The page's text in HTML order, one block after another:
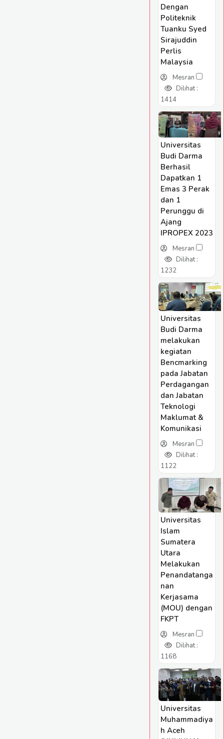
Dengan
Politeknik
Tuanku Syed
Sirajuddin
Perlis
Malaysia
Mesran
Dilihat :
1414
Universitas
Budi Darma
Berhasil
Dapatkan 1
Emas 3 Perak
dan 1
Perunggu di
Ajang
IPROPEX 2023
Mesran
Dilihat :
1232
Universitas
Budi Darma
melakukan
kegiatan
Bencmarking
pada Jabatan
Perdagangan
dan Jabatan
Teknologi
Maklumat &
Komunikasi
Mesran
Dilihat :
1122
Universitas
Islam
Sumatera
Utara
Melakukan
Penandatanga
nan
Kerjasama
(MOU) dengan
FKPT
Mesran
Dilihat :
1168
Universitas
Muhammadiya
h Aceh